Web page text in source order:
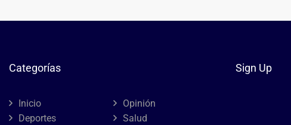
Categorías
Inicio
Opinión
Deportes
Salud
Sign Up